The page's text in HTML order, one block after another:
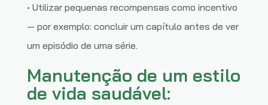
• Utilizar pequenas recompensas como incentivo
— por exemplo: concluir um capítulo antes de ver
um episódio de uma série.
Manutenção de um estilo
de vida saudável: